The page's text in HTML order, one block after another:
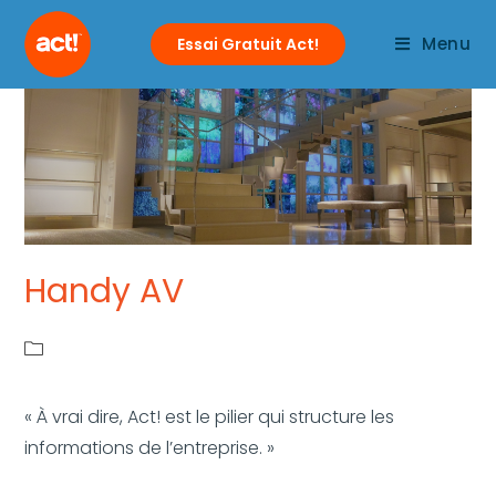
Menu
Essai Gratuit Act!
Handy AV
« À vrai dire, Act! est le pilier qui structure les
informations de l’entreprise. »